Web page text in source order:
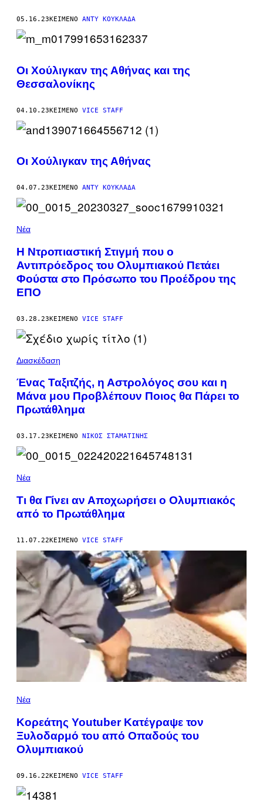
05.16.23ΚΕΊΜΕΝΟ ΆΝΤΥ ΚΟΥΚΛΆΔΑ
Οι Χούλιγκαν της Αθήνας και της
Θεσσαλονίκης
04.10.23ΚΕΊΜΕΝΟ VICE STAFF
Οι Χούλιγκαν της Αθήνας
04.07.23ΚΕΊΜΕΝΟ ΆΝΤΥ ΚΟΥΚΛΆΔΑ
Νέα
Η Ντροπιαστική Στιγμή που ο
Αντιπρόεδρος του Ολυμπιακού Πετάει
Φούστα στο Πρόσωπο του Προέδρου της
ΕΠΟ
03.28.23ΚΕΊΜΕΝΟ VICE STAFF
Διασκέδαση
Ένας Ταξιτζής, η Αστρολόγος σου και η
Μάνα μου Προβλέπουν Ποιος θα Πάρει το
Πρωτάθλημα
03.17.23ΚΕΊΜΕΝΟ ΝΊΚΟΣ ΣΤΑΜΑΤΊΝΗΣ
Νέα
Τι θα Γίνει αν Αποχωρήσει ο Ολυμπιακός
από το Πρωτάθλημα
11.07.22ΚΕΊΜΕΝΟ VICE STAFF
Νέα
Κορεάτης Youtuber Κατέγραψε τον
Ξυλοδαρμό του από Οπαδούς του
Ολυμπιακού
09.16.22ΚΕΊΜΕΝΟ VICE STAFF